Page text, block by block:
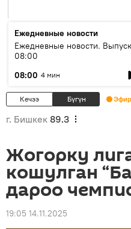
Ежедневные новости
Ежедневные новости. Выпуск
08:00
08:00 4 мин
Кечээ Бүгүн
г. Бишкек 89.3
Жогорку
кошулган
дароо
19:05 14.11.2025